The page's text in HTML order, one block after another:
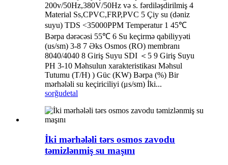
200v/50Hz,380V/50Hz və s. fərdiləşdirilmiş 4
Material Ss,CPVC,FRP,PVC 5 Çiy su (dəniz
suyu) TDS <35000PPM Temperatur 1 45℃
Bərpa dərəcəsi 55℃ 6 Su keçirmə qabiliyyəti
(us/sm) 3-8 7 Əks Osmos (RO) membranı
8040/4040 8 Giriş Suyu SDI ＜5 9 Giriş Suyu
PH 3-10 Məhsulun xarakteristikası Məhsul
Tutumu (T/H) ) Güc (KW) Bərpa (%) Bir
mərhələli su keçiriciliyi (μs/sm) İki...
sorğudetal
İki mərhələli tərs osmos zavodu
təmizlənmiş su maşını